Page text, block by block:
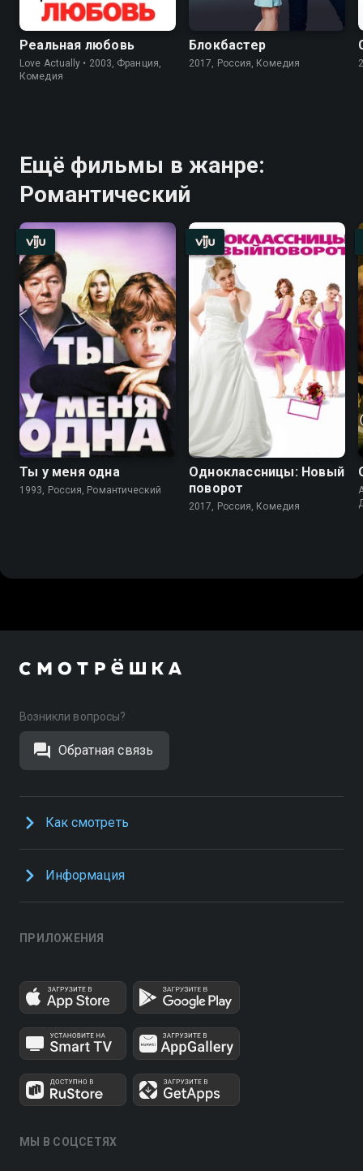
Реальная любовь
Love Actually • 2003, Франция,
Комедия
Блокбастер
2017, Россия, Комедия
Ещё фильмы в жанре:
Романтический
Ты у меня одна
1993, Россия, Романтический
Одноклассницы: Новый
поворот
2017, Россия, Комедия
Возникли вопросы?
Обратная связь
Как смотреть
Информация
ПРИЛОЖЕНИЯ
МЫ В СОЦСЕТЯХ